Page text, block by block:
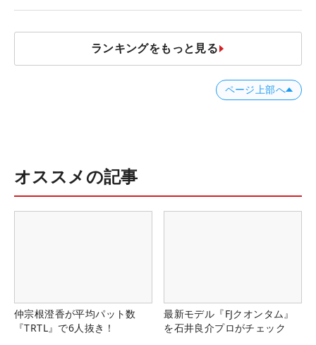
ランキングをもっと見る
ページ上部へ
オススメの記事
仲宗根澄香が平均パット数
『TRTL』で6人抜き！
最新モデル『FJクオンタム』
を石井良介プロがチェック